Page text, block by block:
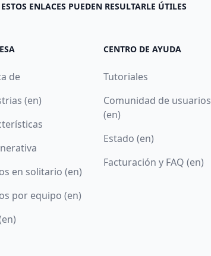
ESTOS ENLACES PUEDEN RESULTARLE ÚTILES
de
(en)
en solitario (en)
por equipo (en)
CENTRO DE AYUDA
Tutoriales
Comunidad de usuarios
(en)
Estado (en)
Facturación y FAQ (en)